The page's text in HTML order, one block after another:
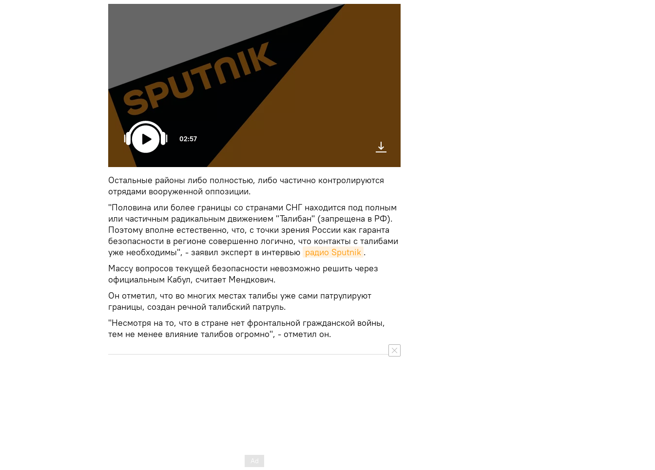
02:57
Остальные районы либо полностью, либо частично контролируются
отрядами вооруженной оппозиции.
"Половина или более границы со странами СНГ находится под полным
или частичным радикальным движением "Талибан" (запрещена в РФ).
Поэтому вполне естественно, что, с точки зрения России как гаранта
безопасности в регионе совершенно логично, что контакты с талибами
уже необходимы", - заявил эксперт в интервью радио Sputnik .
Массу вопросов текущей безопасности невозможно решить через
официальным Кабул, считает Мендкович.
Он отметил, что во многих местах талибы уже сами патрулируют
границы, создан речной талибский патруль.
"Несмотря на то, что в стране нет фронтальной гражданской войны,
тем не менее влияние талибов огромно", - отметил он.